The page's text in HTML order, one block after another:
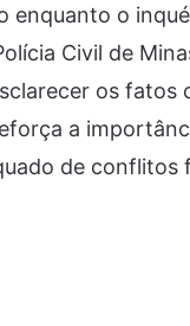
enquanto o
Civil de
os fatos
a
de conflitos